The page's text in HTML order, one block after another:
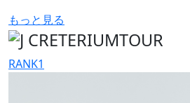
もっと見る
RANK1